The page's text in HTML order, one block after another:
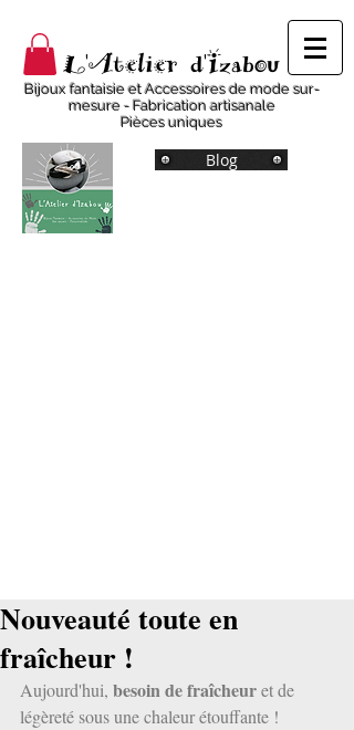
L'Atelier d'Izabou
Bijoux fantaisie et Accessoires de mode sur-
mesure - Fabrication artisanale
Pièces uniques
Blog
Nouveauté toute en
fraîcheur !
Aujourd'hui, besoin de fraîcheur et de
légèreté sous une chaleur étouffante !